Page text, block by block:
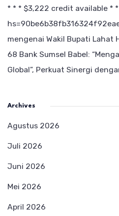
* * * $3,222 credit available *
mengenai Wakil Bupati Lahat
68 Bank Sumsel Babel:
Global”, Perkuat Sinergi
Archives
Agustus 2026
Juli 2026
Juni 2026
Mei 2026
April 2026